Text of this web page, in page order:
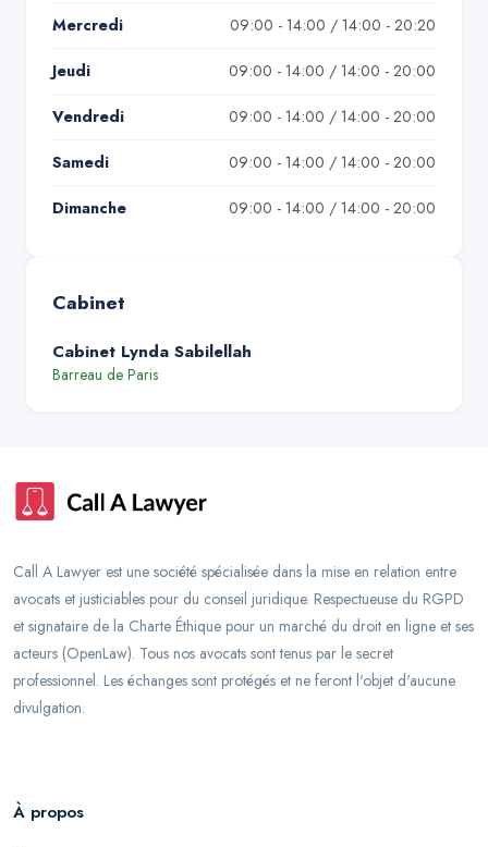
Mercredi 09:00 - 14:00 / 14:00 - 20:20
Jeudi 09:00 - 14:00 / 14:00 - 20:00
Vendredi 09:00 - 14:00 / 14:00 - 20:00
Samedi 09:00 - 14:00 / 14:00 - 20:00
Dimanche 09:00 - 14:00 / 14:00 - 20:00
Cabinet
Cabinet Lynda Sabilellah
Barreau de Paris
Call A Lawyer est une société spécialisée dans la mise en relation entre
avocats et justiciables pour du conseil juridique. Respectueuse du RGPD
et signataire de la Charte Éthique pour un marché du droit en ligne et ses
acteurs (OpenLaw). Tous nos avocats sont tenus par le secret
professionnel. Les échanges sont protégés et ne feront l'objet d'aucune
divulgation.
À propos